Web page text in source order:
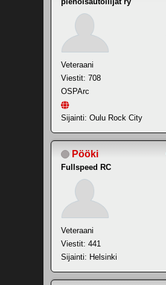
Veteraani
Viestit: 708
OSPArc
Sijainti: Oulu Rock City
Pööki
Fullspeed RC
Veteraani
Viestit: 441
Sijainti: Helsinki